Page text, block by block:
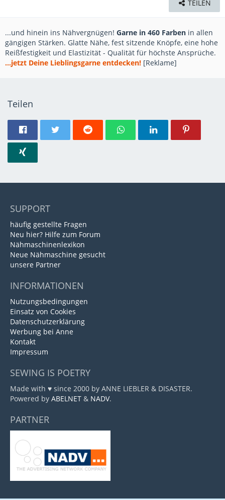
TEILEN
...und hinein ins Nähvergnügen! Garne in 460 Farben in allen
gängigen Stärken. Glatte Nähe, fest sitzende Knöpfe, eine hohe
Reißfestigkeit und Elastizität - Qualität für höchste Ansprüche.
...jetzt Deine Lieblingsgarne entdecken! [Reklame]
Teilen
SUPPORT
häufig gestellte Fragen
Neu hier? Hilfe zum Forum
Nähmaschinenlexikon
Neue Nähmaschine gesucht
unsere Partner
INFORMATIONEN
Nutzungsbedingungen
Einsatz von Cookies
Datenschutzerklärung
Werbung bei Anne
Kontakt
Impressum
SEWING IS POETRY
Made with ♥ since 2000 by ANNE LIEBLER & DISASTER.
Powered by ABELNET & NADV.
PARTNER